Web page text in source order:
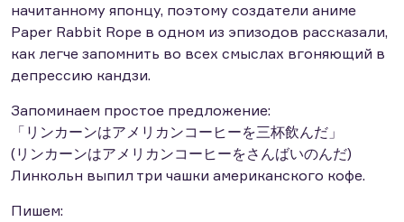
начитанному японцу, поэтому создатели аниме
Paper Rabbit Rope в одном из эпизодов рассказали,
как легче запомнить во всех смыслах вгоняющий в
депрессию кандзи.
Запоминаем простое предложение:
「リンカーンはアメリカンコーヒーを三杯飲んだ」
(リンカーンはアメリカンコーヒーをさんばいのんだ)
Линкольн выпил три чашки американского кофе.
Пишем: